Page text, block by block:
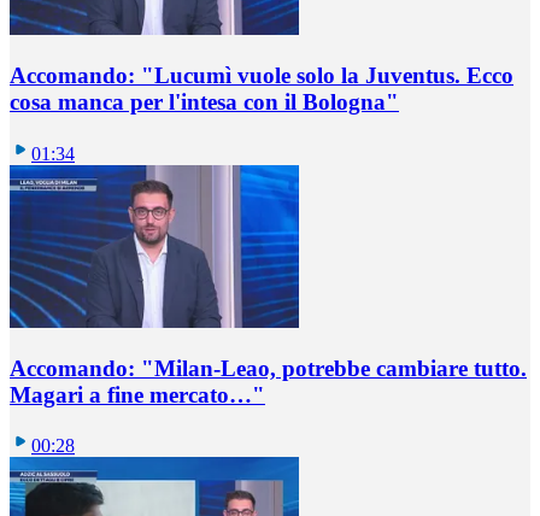
Accomando: "Lucumì vuole solo la Juventus. Ecco
cosa manca per l'intesa con il Bologna"
01:34
Accomando: "Milan-Leao, potrebbe cambiare tutto.
Magari a fine mercato…"
00:28